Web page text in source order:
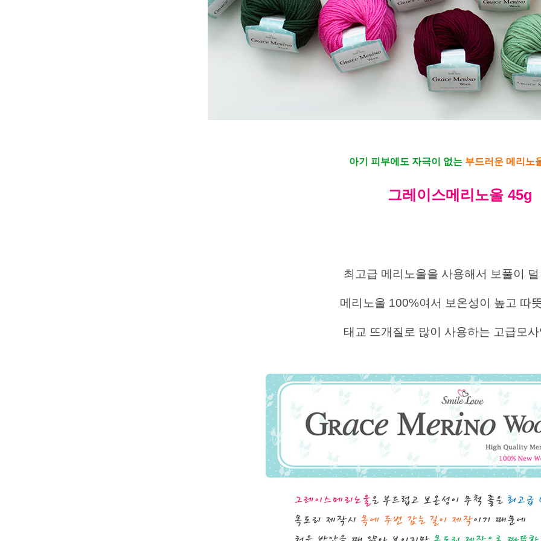
아기 피부에도 자극이 없는 부드러운 메리노
그레이스메리노울 45g
최고급 메리노울을 사용해서 보풀이
메리노울 100%여서 보온성이 높고 따
태교 뜨개질로 많이 사용하는 고급모